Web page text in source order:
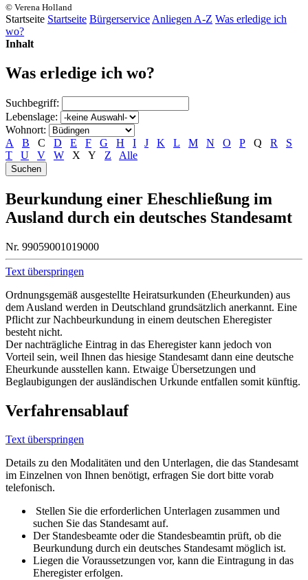
© Verena Holland
Startseite Startseite Bürgerservice Anliegen A-Z Was erledige ich
wo?
Inhalt
Was erledige ich wo?
Suchbegriff:
Lebenslage:
Wohnort:
A
B C D E F G H I J K L M N O P Q R
S
T
U V W X Y Z Alle
Beurkundung einer Eheschließung im
Ausland durch ein deutsches Standesamt
Nr. 99059001019000
Text überspringen
Ordnungsgemäß ausgestellte Heiratsurkunden (Eheurkunden) aus
dem Ausland werden in Deutschland grundsätzlich anerkannt. Eine
Pflicht zur Nachbeurkundung in einem deutschen Eheregister
besteht nicht.
Der nachträgliche Eintrag in das Eheregister kann jedoch von
Vorteil sein, weil Ihnen das hiesige Standesamt dann eine deutsche
Eheurkunde ausstellen kann. Etwaige Übersetzungen und
Beglaubigungen der ausländischen Urkunde entfallen somit künftig.
Verfahrensablauf
Text überspringen
Details zu den Modalitäten und den Unterlagen, die das Standesamt
im Einzelnen von Ihnen benötigt, erfragen Sie dort bitte vorab
telefonisch.
Stellen Sie die erforderlichen Unterlagen zusammen und
suchen Sie das Standesamt auf.
Der Standesbeamte oder die Standesbeamtin prüft, ob die
Beurkundung durch ein deutsches Standesamt möglich ist.
Liegen die Voraussetzungen vor, kann die Eintragung in das
Eheregister erfolgen.